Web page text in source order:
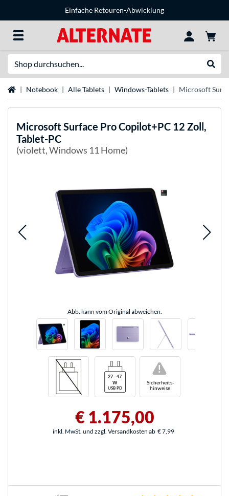
Einfache Retouren-Abwicklung
StartseiteNotebook Alle Tablets Windows-Tablets Microsoft
MicrosoftSurface Pro Copilot+PC 12 Zoll,
Tablet-PC
(violett, Windows 11 Home)
Abb. kann vom Original abweichen.
Sicherheits-
hinweise
!
€ 1.175,00
inkl. MwSt. und zzgl. Versandkosten ab € 7,99